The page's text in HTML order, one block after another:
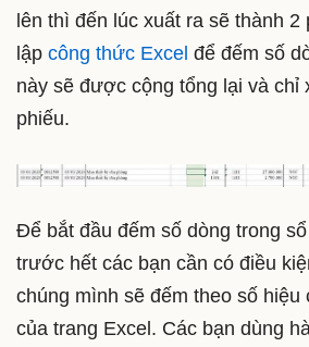
lên thì đến lúc xuất ra sẽ thành 2
lập công thức Excel để đếm số
này sẽ được cộng tổng lại và chỉ
phiếu.
Để bắt đầu đếm số dòng trong
trước hết các bạn cần có điều
chúng mình sẽ đếm theo số
của trang Excel. Các bạn dùng